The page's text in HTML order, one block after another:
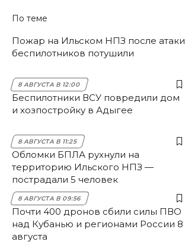
По теме
Пожар на Ильском НПЗ после атаки
беспилотников потушили
8 АВГУСТА В 12:00
Беспилотники ВСУ повредили дом
и хозпостройку в Адыгее
8 АВГУСТА В 11:25
Обломки БПЛА рухнули на
территорию Ильского НПЗ —
пострадали 5 человек
8 АВГУСТА В 09:56
Почти 400 дронов сбили силы ПВО
над Кубанью и регионами России 8
августа